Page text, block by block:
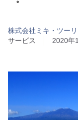
株式会社ミキ・ツー
サービス
2020年